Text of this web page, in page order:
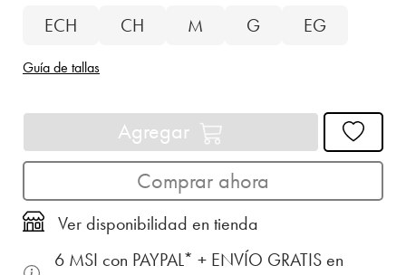
ECH
CH M G EG
Guía de tallas
Agregar
Comprar ahora
Ver disponibilidad en tienda
6 MSI con PAYPAL* + ENVÍO GRATIS en